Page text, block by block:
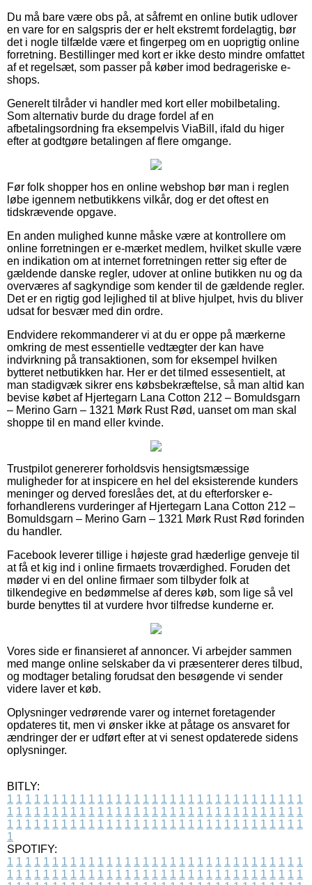
Du må bare være obs på, at såfremt en online butik udlover
en vare for en salgspris der er helt ekstremt fordelagtig, bør
det i nogle tilfælde være et fingerpeg om en uoprigtig online
forretning. Bestillinger med kort er ikke desto mindre omfattet
af et regelsæt, som passer på køber imod bedrageriske e-
shops.
Generelt tilråder vi handler med kort eller mobilbetaling.
Som alternativ burde du drage fordel af en
afbetalingsordning fra eksempelvis ViaBill, ifald du higer
efter at godtgøre betalingen af flere omgange.
Før folk shopper hos en online webshop bør man i reglen
løbe igennem netbutikkens vilkår, dog er det oftest en
tidskrævende opgave.
En anden mulighed kunne måske være at kontrollere om
online forretningen er e-mærket medlem, hvilket skulle være
en indikation om at internet forretningen retter sig efter de
gældende danske regler, udover at online butikken nu og da
overværes af sagkyndige som kender til de gældende regler.
Det er en rigtig god lejlighed til at blive hjulpet, hvis du bliver
udsat for besvær med din ordre.
Endvidere rekommanderer vi at du er oppe på mærkerne
omkring de mest essentielle vedtægter der kan have
indvirkning på transaktionen, som for eksempel hvilken
bytteret netbutikken har. Her er det tilmed essesentielt, at
man stadigvæk sikrer ens købsbekræftelse, så man altid kan
bevise købet af Hjertegarn Lana Cotton 212 – Bomuldsgarn
– Merino Garn – 1321 Mørk Rust Rød, uanset om man skal
shoppe til en mand eller kvinde.
Trustpilot genererer forholdsvis hensigtsmæssige
muligheder for at inspicere en hel del eksisterende kunders
meninger og derved foreslåes det, at du efterforsker e-
forhandlerens vurderinger af Hjertegarn Lana Cotton 212 –
Bomuldsgarn – Merino Garn – 1321 Mørk Rust Rød forinden
du handler.
Facebook leverer tillige i højeste grad hæderlige genveje til
at få et kig ind i online firmaets troværdighed. Foruden det
møder vi en del online firmaer som tilbyder folk at
tilkendegive en bedømmelse af deres køb, som lige så vel
burde benyttes til at vurdere hvor tilfredse kunderne er.
Vores side er finansieret af annoncer. Vi arbejder sammen
med mange online selskaber da vi præsenterer deres tilbud,
og modtager betaling forudsat den besøgende vi sender
videre laver et køb.
Oplysninger vedrørende varer og internet foretagender
opdateres tit, men vi ønsker ikke at påtage os ansvaret for
ændringer der er udført efter at vi senest opdaterede sidens
oplysninger.
BITLY:
1 1 1 1 1 1 1 1 1 1 1 1 1 1 1 1 1 1 1 1 1 1 1 1 1 1 1 1 1 1 1 1 1
1 1 1 1 1 1 1 1 1 1 1 1 1 1 1 1 1 1 1 1 1 1 1 1 1 1 1 1 1 1 1 1 1
1 1 1 1 1 1 1 1 1 1 1 1 1 1 1 1 1 1 1 1 1 1 1 1 1 1 1 1 1 1 1 1 1
1
SPOTIFY:
1 1 1 1 1 1 1 1 1 1 1 1 1 1 1 1 1 1 1 1 1 1 1 1 1 1 1 1 1 1 1 1 1
1 1 1 1 1 1 1 1 1 1 1 1 1 1 1 1 1 1 1 1 1 1 1 1 1 1 1 1 1 1 1 1 1